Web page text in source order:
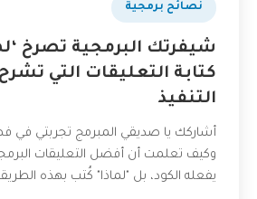
نصائح برمجية
شيفرتك البرمجية تصرخ
كتابة التعليقات التي
التنفيذ
أشاركك يا صديقي المبرمج تجربتي في
وكيف تعلمت أن أفضل التعليقات
يفعله الكود، بل "لماذا" كُتب بهذه